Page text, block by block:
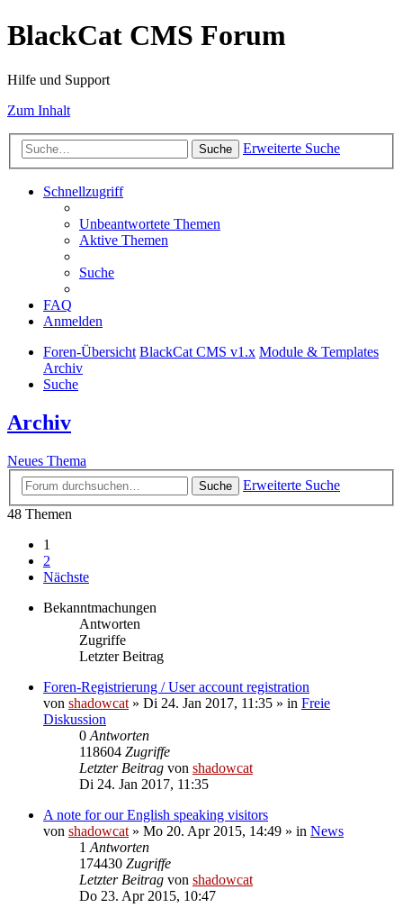
BlackCat CMS Forum
Hilfe und Support
Zum Inhalt
Suche Erweiterte Suche
Schnellzugriff
Unbeantwortete Themen
Aktive Themen
Suche
FAQ
Anmelden
Foren-Übersicht BlackCat CMS v1.x Module & Templates
Archiv
Suche
Archiv
Neues Thema
Suche
Erweiterte Suche
48 Themen
1
2
Nächste
Bekanntmachungen
Antworten
Zugriffe
Letzter Beitrag
Foren-Registrierung / User account registration
von shadowcat » Di 24. Jan 2017, 11:35 » in Freie
Diskussion
0 Antworten
118604 Zugriffe
Letzter Beitrag von shadowcat
Di 24. Jan 2017, 11:35
A note for our English speaking visitors
von shadowcat » Mo 20. Apr 2015, 14:49 » in News
1 Antworten
174430 Zugriffe
Letzter Beitrag von shadowcat
Do 23. Apr 2015, 10:47